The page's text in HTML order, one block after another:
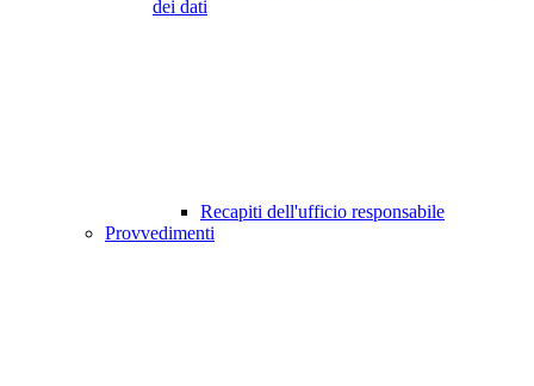
dei dati
Recapiti dell'ufficio responsabile
Provvedimenti